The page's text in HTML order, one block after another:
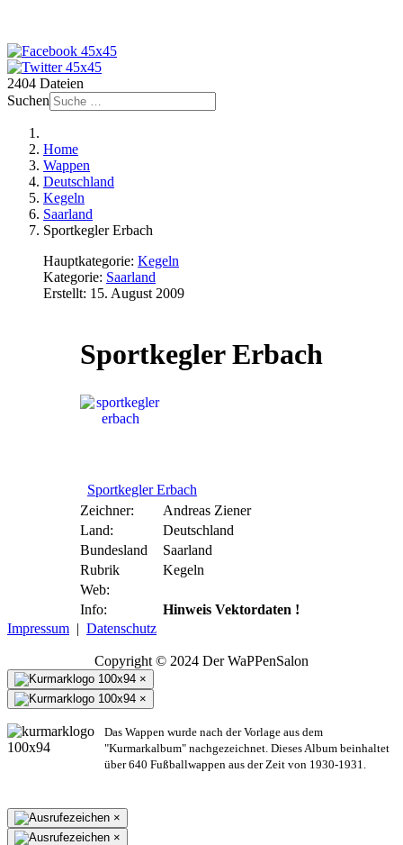
2404 Dateien
Suchen
Home
Wappen
Deutschland
Kegeln
Saarland
Sportkegler Erbach
Hauptkategorie: Kegeln
Kategorie: Saarland
Erstellt: 15. August 2009
Sportkegler Erbach
Sportkegler Erbach
Zeichner:
Andreas Ziener
Land:
Deutschland
Bundesland
Saarland
Rubrik
Kegeln
Web:
Info:
Hinweis Vektordaten !
Impressum | Datenschutz
Copyright © 2024 Der WaPPenSalon
×
×
Das Wappen wurde nach der Vorlage aus dem
"Kurmarkalbum" nachgezeichnet. Dieses Album beinhaltet
über 640 Fußballwappen aus der Zeit von 1930-1931.
×
×